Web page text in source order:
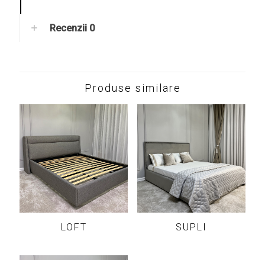
Recenzii 0
Produse similare
LOFT SUPLI